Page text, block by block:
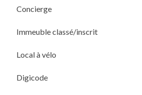
Concierge
Immeuble classé/inscrit
Local à vélo
Digicode